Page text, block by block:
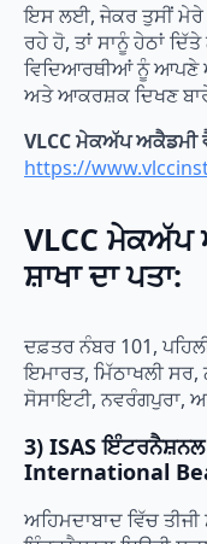
ਇਸ ਲਈ, ਜੇਕਰ ਤੁਸੀਂ ਮੇਰੇ
ਰਹੇ ਹੋ, ਤਾਂ ਸਾਨੂੰ ਹੇਠਾਂ
ਵਿਦਿਆਰਥੀਆਂ ਨੂੰ ਆਪਣੇ
ਅਤੇ ਆਕਰਸ਼ਕ ਦਿਖਣ ਬਾਰੇ
VLCC ਮੇਕਅੱਪ ਅਕੈਡਮੀ
https://
VLCC ਮੇਕਅੱਪ
ਸ਼ਾਖਾ ਦਾ ਪਤਾ:
ਦਫ਼ਤਰ ਨੰਬਰ 101,
ਇਮਾਰਤ, ਮਿੱਠਾਖਲੀ ਸਰ,
ਸੋਸਾਇਟੀ, ਨਵਰੰਗਪੁਰਾ,
3) ISAS ਇੰਟਰਨੈਸ਼ਨਲ
International
ਅਹਿਮਦਾਬਾਦ ਵਿੱਚ